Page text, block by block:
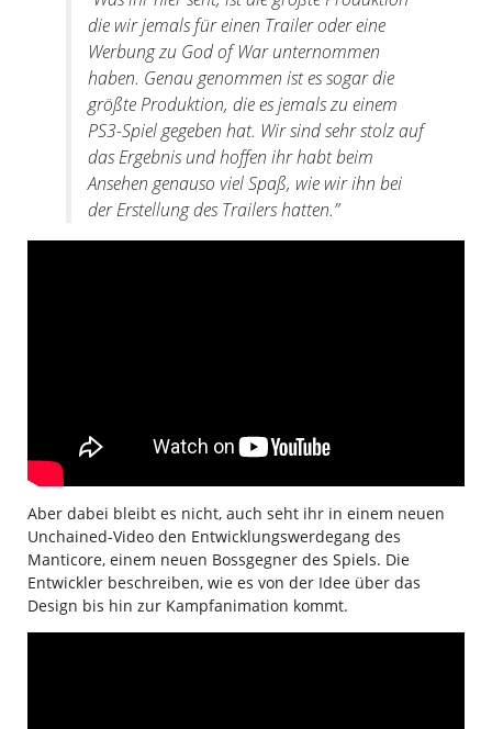
die wir jemals für einen Trailer oder eine
Werbung zu God of War unternommen
haben. Genau genommen ist es sogar die
größte Produktion, die es jemals zu einem
PS3-Spiel gegeben hat. Wir sind sehr stolz auf
das Ergebnis und hoffen ihr habt beim
Ansehen genauso viel Spaß, wie wir ihn bei
der Erstellung des Trailers hatten.”
Aber dabei bleibt es nicht, auch seht ihr in einem neuen
Unchained-Video den Entwicklungswerdegang des
Manticore, einem neuen Bossgegner des Spiels. Die
Entwickler beschreiben, wie es von der Idee über das
Design bis hin zur Kampfanimation kommt.